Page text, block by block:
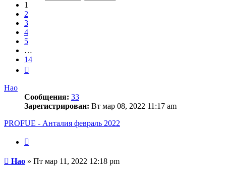
1
2
3
4
5
…
14
Hao
Сообщения: 33
Зарегистрирован: Вт мар 08, 2022 11:17 am
PROFUE - Анталия февраль 2022
Сообщение
Hao » Пт мар 11, 2022 12:18 pm